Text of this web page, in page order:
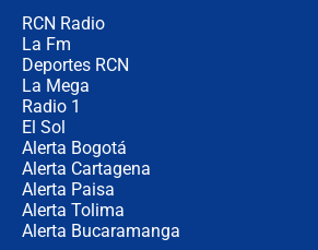
RCN Radio
La Fm
Deportes RCN
La Mega
Radio 1
El Sol
Alerta Bogotá
Alerta Cartagena
Alerta Paisa
Alerta Tolima
Alerta Bucaramanga